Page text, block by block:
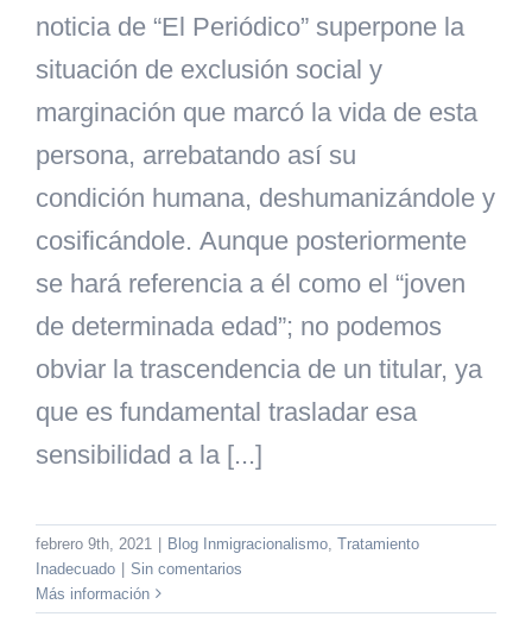
noticia de “El Periódico” superpone la
situación de exclusión social y
marginación que marcó la vida de esta
persona, arrebatando así su
condición humana, deshumanizándole y
cosificándole. Aunque posteriormente
se hará referencia a él como el “joven
de determinada edad”; no podemos
obviar la trascendencia de un titular, ya
que es fundamental trasladar esa
sensibilidad a la [...]
febrero 9th, 2021 | Blog Inmigracionalismo Tratamiento
Inadecuado | Sin comentarios
Más información